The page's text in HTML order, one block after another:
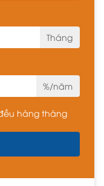
Tháng
%/năm
hàng tháng